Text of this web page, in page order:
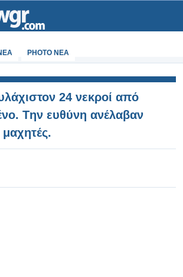
PHOTO NEA
24 νεκροί από
Tην ευθύνη ανέλαβαν
μαχητές.